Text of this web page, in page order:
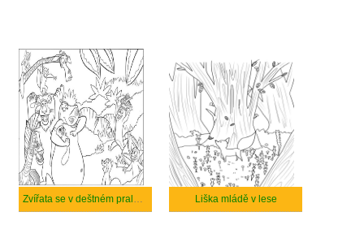
Zvířata se v deštném pralese baví Liška mládě v lese